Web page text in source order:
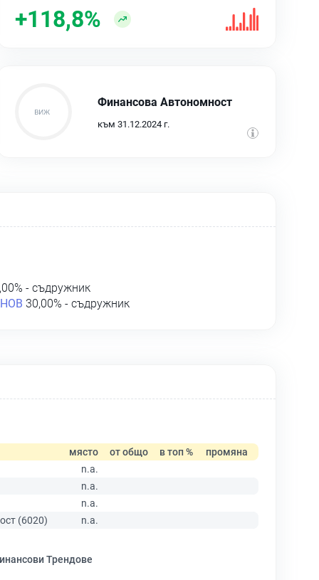
+118,8%
Финансова Автономност
към 31.12.2024 г.
- съдружник
30,00% - съдружник
място от общо в топ %
промяна
n.a.
n.a.
n.a.
(6020)
n.a.
Трендове